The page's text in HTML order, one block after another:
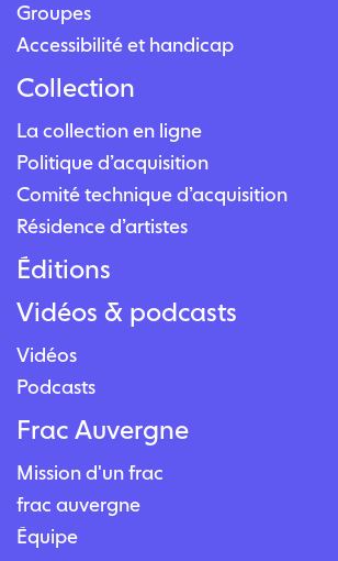
Groupes
Accessibilité et handicap
Collection
La collection en ligne
Politique d’acquisition
Comité technique d’acquisition
Résidence d’artistes
Éditions
Vidéos & podcasts
Vidéos
Podcasts
Frac Auvergne
Mission d'un frac
frac auvergne
Équipe